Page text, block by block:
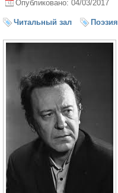
Опубликовано: 04/03/2017
Читальный зал Поэзия